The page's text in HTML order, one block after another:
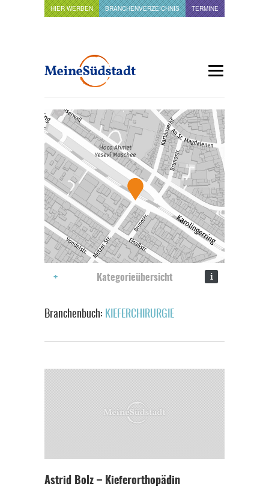
HIER WERBEN BRANCHENVERZEICHNIS TERMINE
i
Kategorieübersicht
Branchenbuch: KIEFERCHIRURGIE
Astrid Bolz – Kieferorthopädin